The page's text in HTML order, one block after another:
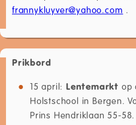
frannykluyver@yahoo.com .
Prikbord
15 april: Lentemarkt op
Holstschool in Bergen.
Prins Hendriklaan 55-58.